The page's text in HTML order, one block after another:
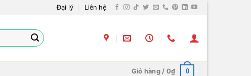
Đại lý Liên hệ
Giỏ hàng / 0₫ 0